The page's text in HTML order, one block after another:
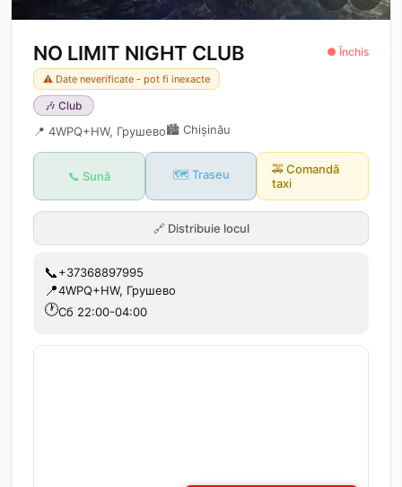
NO LIMIT NIGHT CLUB
⚠️ Date neverificate - pot fi inexacte
🎶 Club
📍 4WPQ+HW, Грушево🏙️ Chișinău
● Închis
📞 Sună 🗺️ Traseu 🚕Comandă
taxi
🔗 Distribuie locul
📞+37368897995
📍4WPQ+HW, Грушево
🕐Сб 22:00-04:00